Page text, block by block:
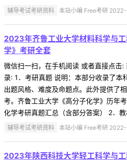
辅导考试考研资料 本站小编 Free考研
2023年齐鲁工业大学材料科学与
学》考研全套
微信扫一扫，在手机阅读 或者直接点击:
录: 1．考研真题 说明：本部分收录了本
出题风格、难度及命题点。此外提供了
考。齐鲁工业大学《高分子化学》历年
化学考研真题汇总（含部分答案） 2．
辅导考试考研资料 本站小编 Free考研
2023年陕西科技大学轻工科学与